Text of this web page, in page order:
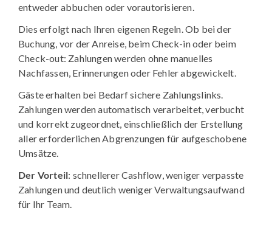
entweder abbuchen oder vorautorisieren.
Dies erfolgt nach Ihren eigenen Regeln. Ob bei der
Buchung, vor der Anreise, beim Check-in oder beim
Check-out: Zahlungen werden ohne manuelles
Nachfassen, Erinnerungen oder Fehler abgewickelt.
Gäste erhalten bei Bedarf sichere Zahlungslinks.
Zahlungen werden automatisch verarbeitet, verbucht
und korrekt zugeordnet, einschließlich der Erstellung
aller erforderlichen Abgrenzungen für aufgeschobene
Umsätze.
Der Vorteil: schnellerer Cashflow, weniger verpasste
Zahlungen und deutlich weniger Verwaltungsaufwand
für Ihr Team.